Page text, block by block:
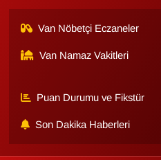
Van Nöbetçi Eczaneler
Van Namaz Vakitleri
Puan Durumu ve Fikstür
Son Dakika Haberleri
Resmi İlanlar
SAĞLIK